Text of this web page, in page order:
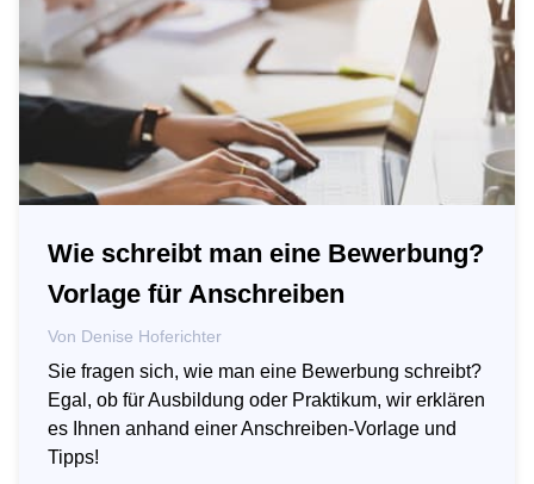
Wie schreibt man eine Bewerbung?
Vorlage für Anschreiben
Von Denise Hoferichter
Sie fragen sich, wie man eine Bewerbung schreibt?
Egal, ob für Ausbildung oder Praktikum, wir erklären
es Ihnen anhand einer Anschreiben-Vorlage und
Tipps!